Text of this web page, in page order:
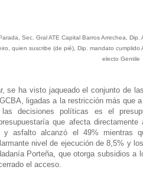
Sec. Gral ATE Capital Barros Arrechea,
quien suscribe (de pié), Dip. mandato cumplido
electo Gentile
se ha visto jaqueado el conjunto de
ligadas a la restricción más que
decisiones políticas es el
que afecta
y asfalto alcanzó el 49% mientras
nivel de ejecución de 8,5% y
Porteña, que otorga subsidios
el acceso.